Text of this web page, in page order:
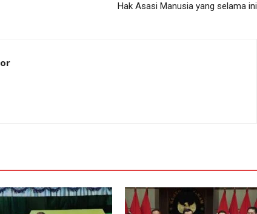
Hak Asasi Manusia yang selama ini